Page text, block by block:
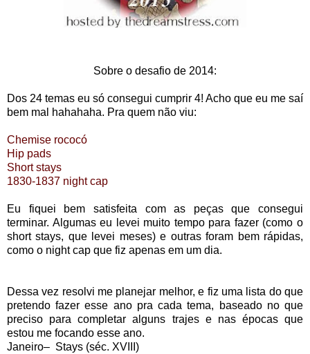
Sobre o desafio de 2014:
Dos 24 temas eu só consegui cumprir 4! Acho que eu me saí
bem mal hahahaha. Pra quem não viu:
Chemise rococó
Hip pads
Short stays
1830-1837 night cap
Eu fiquei bem satisfeita com as peças que consegui
terminar. Algumas eu levei muito tempo para fazer (como o
short stays, que levei meses) e outras foram bem rápidas,
como o night cap que fiz apenas em um dia.
Dessa vez resolvi me planejar melhor, e fiz uma lista do que
pretendo fazer esse ano pra cada tema, baseado no que
preciso para completar alguns trajes e nas épocas que
estou me focando esse ano.
Janeiro– Stays (séc. XVIII)